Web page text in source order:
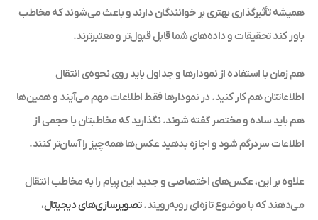
همیشه تأثیرگذاری بهتری بر خوانندگان دارند و باعث می‌شوند که مخاطب
باور کند تحقیقات و داده‌های شما قابل قبول‌تر و معتبرترند.
هم ‌زمان با استفاده از نمودارها و جداول باید روی نحوه‌ی انتقال
اطلاعاتتان هم کار کنید. در نمودارها فقط اطلاعات مهم می‌آیند و همین‌ها
هم باید ساده و مختصر گفته شوند. نگذارید که مخاطبتان با حجمی از
اطلاعات سردرگم شود و اجازه بدهید عکس‌ها همه‌چیز را آسان‌تر کنند.
علاوه بر این، عکس‌های اختصاصی و جدید این پیام را به مخاطب انتقال
می‌دهند که با موضوع تازه‌ای روبه‌رویند.تصویرسازی‌های دیجیتال،